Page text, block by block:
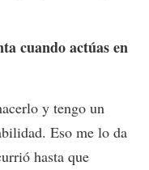
cuando actúas en
y tengo un
Eso me lo da
hasta que